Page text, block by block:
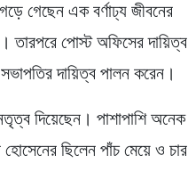
গেছেন এক বর্ণাঢ্য জীবনের
তারপরে পোস্ট অফিসের দায়িত্ব
সভাপতির দায়িত্ব পালন করেন।
দিয়েছেন। পাশাপাশি অনেক
ছিলেন পাঁচ মেয়ে ও চার